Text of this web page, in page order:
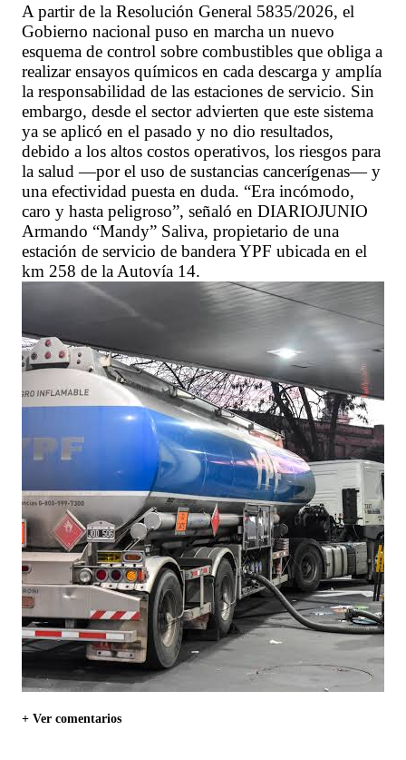
A partir de la Resolución General 5835/2026, el
Gobierno nacional puso en marcha un nuevo
esquema de control sobre combustibles que obliga a
realizar ensayos químicos en cada descarga y amplía
la responsabilidad de las estaciones de servicio. Sin
embargo, desde el sector advierten que este sistema
ya se aplicó en el pasado y no dio resultados,
debido a los altos costos operativos, los riesgos para
la salud —por el uso de sustancias cancerígenas— y
una efectividad puesta en duda. “Era incómodo,
caro y hasta peligroso”, señaló en DIARIOJUNIO
Armando “Mandy” Saliva, propietario de una
estación de servicio de bandera YPF ubicada en el
km 258 de la Autovía 14.
+ Ver comentarios